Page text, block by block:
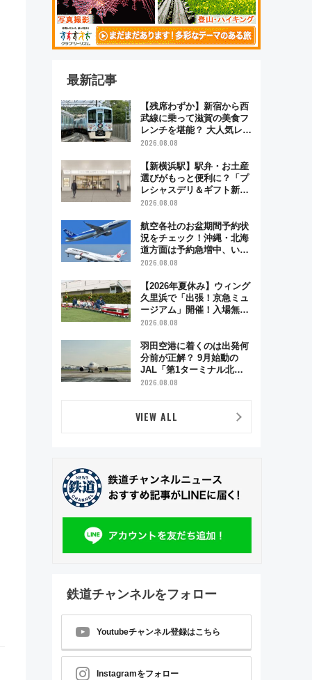
最新記事
【残席わずか】新宿から西
武線に乗って滋賀の美食フ
レンチを堪能？ 大人気レス
トラン列車「52席の至福」
の特別コラボ
2026.08.08
【新横浜駅】駅弁・お土産
選びがもっと便利に？「プ
レシャスデリ＆ギフト新横
浜」がオープン 場所や営
2026.08.08
航空各社のお盆期間予約状
況をチェック！沖縄・北海
道方面は予約急増中、いま
から狙うべき日は？
2026.08.08
【2026年夏休み】ウィング
久里浜で「出張！京急ミュ
ージアム」開催！入場無料
でスタンプラリーや子ども
2026.08.08
羽田空港に着くのは出発何
分前が正解？ 9月始動の
JAL「第1ターミナル北側
サテライト」は徒歩1キロ
2026.08.08
VIEW ALL
鉄道チャンネルをフォロー
Youtubeチャンネル登録はこちら
Instagramをフォロー